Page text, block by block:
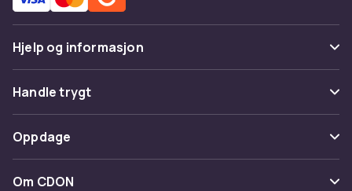
Hjelp og informasjon
Vanlige spørsmål
Spor pakke
Angre & returner her
Kontakt oss
Handle trygt
Betaling
Levering
Oppdage
Kategorier
Om CDON